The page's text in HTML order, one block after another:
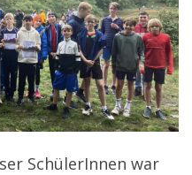
SchülerInnen war